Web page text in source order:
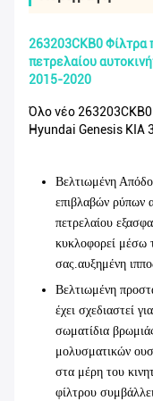
263203CKB0 Φίλτρα
πετρελαίου
2015-2020
Όλο νέο
Hyundai Genesis KIA
Βελτιωμένη
επιβλαβών ρύπων
πετρελαίου
κυκλοφορεί μέσω
σας.αυξημένη
Βελτιωμένη
έχει σχεδιαστεί
σωματίδια
μολυσματικών
στα μέρη του
φίλτρου